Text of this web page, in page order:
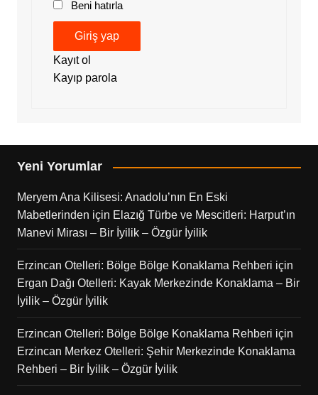
Beni hatırla
Giriş yap
Kayıt ol
Kayıp parola
Yeni Yorumlar
Meryem Ana Kilisesi: Anadolu’nın En Eski
Mabetlerinden için Elazığ Türbe ve Mescitleri: Harput’ın
Manevi Mirası – Bir İyilik – Özgür İyilik
Erzincan Otelleri: Bölge Bölge Konaklama Rehberi için
Ergan Dağı Otelleri: Kayak Merkezinde Konaklama – Bir
İyilik – Özgür İyilik
Erzincan Otelleri: Bölge Bölge Konaklama Rehberi için
Erzincan Merkez Otelleri: Şehir Merkezinde Konaklama
Rehberi – Bir İyilik – Özgür İyilik